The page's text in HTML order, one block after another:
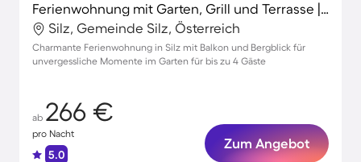
Ferienwohnung mit Garten, Grill und Terrasse | Bergblick
Silz, Gemeinde Silz, Österreich
Charmante Ferienwohnung in Silz mit Balkon und Bergblick für
unvergessliche Momente im Garten für bis zu 4 Gäste
ab 266 €
pro Nacht
5.0
Zum Angebot